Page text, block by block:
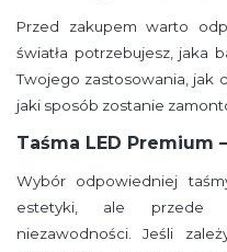
Przed zakupem warto
światła potrzebujesz, jaka
Twojego zastosowania, jak
jaki sposób zostanie
Taśma LED Premium
Wybór odpowiedniej
estetyki, ale przede
niezawodności. Jeśli